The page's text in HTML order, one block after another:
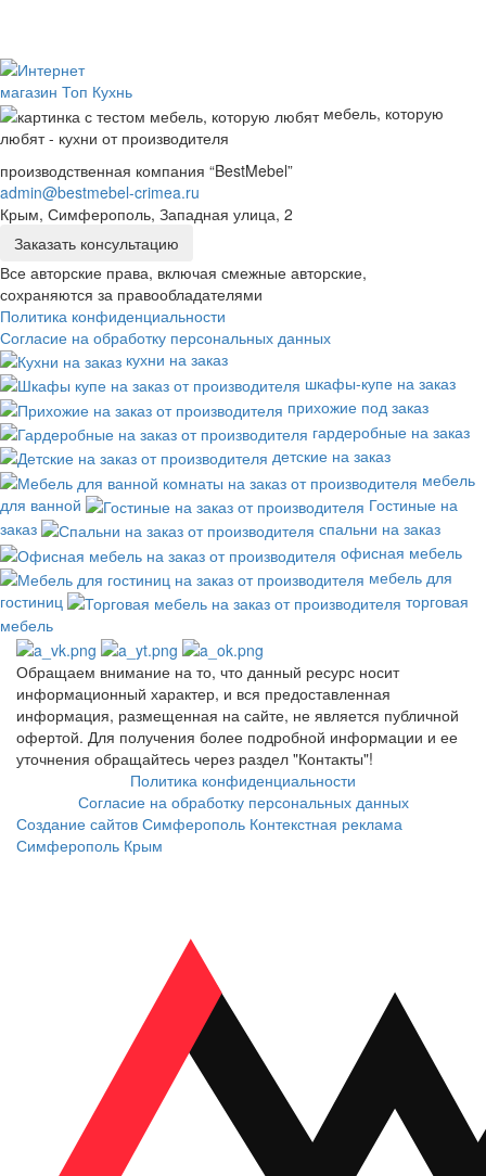
мебель, которую
любят - кухни от производителя
производственная компания “BestMebel”
admin@bestmebel-crimea.ru
Крым, Симферополь, Западная улица, 2
Заказать консультацию
Все авторские права, включая смежные авторские,
сохраняются за правообладателями
Политика конфиденциальности
Согласие на обработку персональных данных
кухни на заказ
шкафы-купе на заказ
прихожие под заказ
гардеробные на заказ
детские на заказ
мебель
для ванной
Гостиные на
заказ
спальни на заказ
офисная мебель
мебель для
гостиниц
торговая
мебель
Обращаем внимание на то, что данный ресурс носит
информационный характер, и вся предоставленная
информация, размещенная на сайте, не является публичной
офертой. Для получения более подробной информации и ее
уточнения обращайтесь через раздел "Контакты"!
Политика конфиденциальности
Согласие на обработку персональных данных
Создание сайтов Симферополь Контекстная реклама
Симферополь Крым